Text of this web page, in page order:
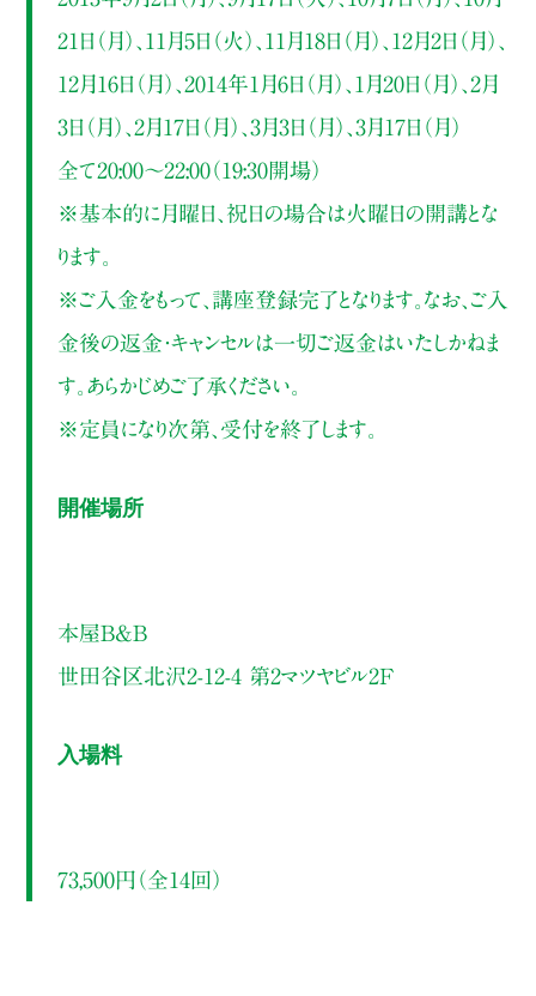
21日（月）、11月5日（火）、11月18日（月）、12月2日（月）、
12月16日（月）、2014年1月6日（月）、1月20日（月）、2月
3日（月）、2月17日（月）、3月3日（月）、3月17日（月）
全て20:00～22:00（19:30開場）
※基本的に月曜日、祝日の場合は火曜日の開講とな
ります。
※ご入金をもって、講座登録完了となります。なお、ご入
金後の返金・キャンセルは一切ご返金はいたしかねま
す。あらかじめご了承ください。
※定員になり次第、受付を終了します。
開催場所
本屋B&B
世田谷区北沢2-12-4 第2マツヤビル2F
入場料
73,500円（全14回）